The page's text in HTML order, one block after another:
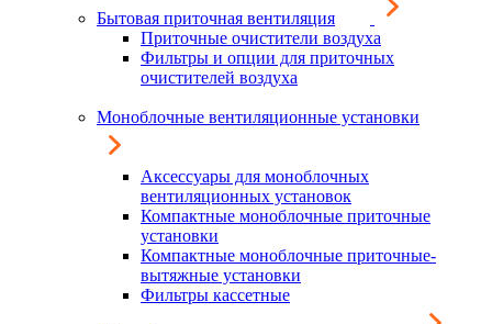
Бытовая приточная вентиляция
Приточные очистители воздуха
Фильтры и опции для приточных
очистителей воздуха
Моноблочные вентиляционные установки
Аксессуары для моноблочных
вентиляционных установок
Компактные моноблочные приточные
установки
Компактные моноблочные приточные-
вытяжные установки
Фильтры кассетные